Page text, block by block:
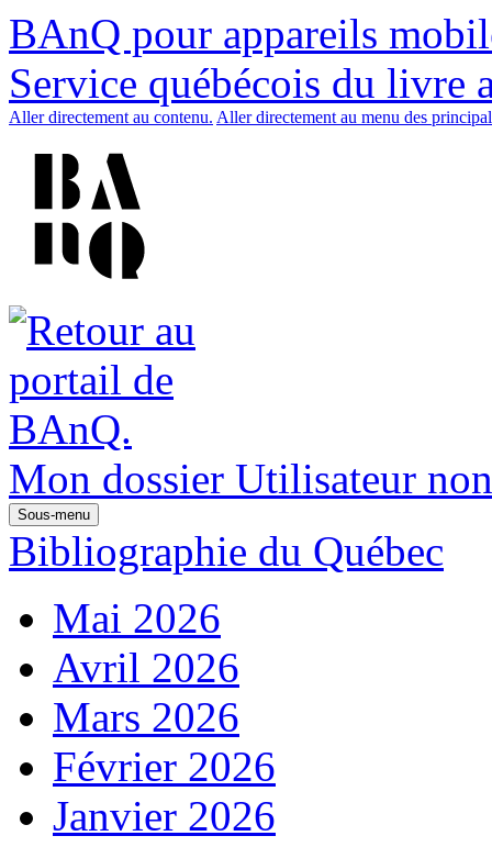
BAnQ pour appareils
Service québécois du livre
Aller directement au contenu. Aller directement au menu des
Mon dossier Utilisateur
Sous-menu
Bibliographie du Québec
Mai 2026
Avril 2026
Mars 2026
Février 2026
Janvier 2026